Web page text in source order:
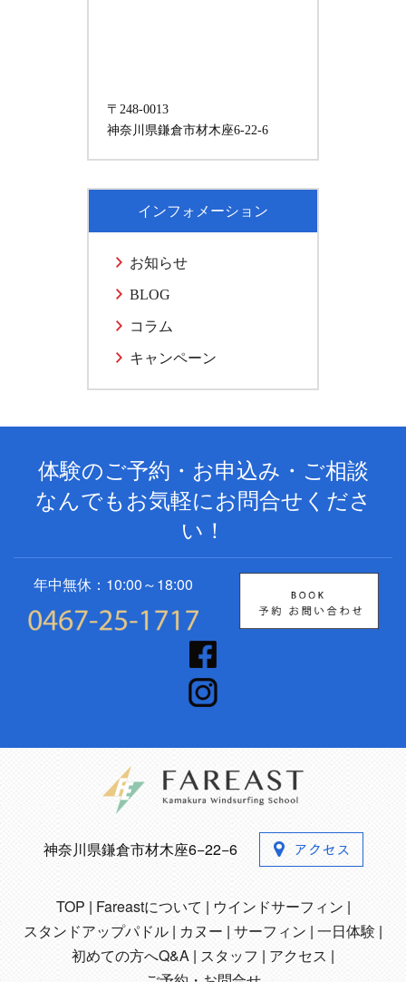
〒248-0013
神奈川県鎌倉市材木座6-22-6
インフォメーション
お知らせ
BLOG
コラム
キャンペーン
体験のご予約・お申込み・ご相談
なんでもお気軽にお問合せくださ
い！
年中無休：10:00～18:00
神奈川県鎌倉市材木座6−22−6
TOP Fareastについて
ウインドサーフィン
スタンドアップパドル
カヌー サーフィン 一日体験
初めての方へQ&A
スタッフ
アクセス